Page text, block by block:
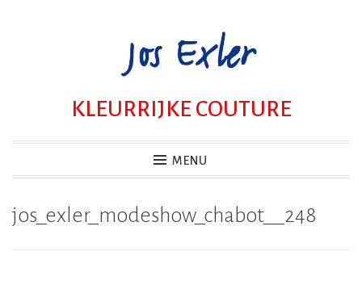
KLEURRIJKE COUTURE
MENU
jos_exler_modeshow_chabot__248